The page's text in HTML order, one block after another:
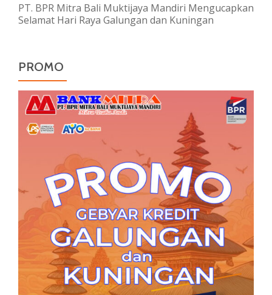
PT. BPR Mitra Bali Muktijaya Mandiri Mengucapkan
Selamat Hari Raya Galungan dan Kuningan
PROMO